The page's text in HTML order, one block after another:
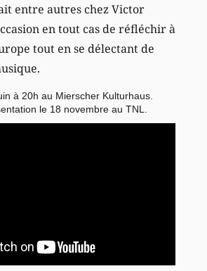
entre autres chez Victor
en tout cas de réfléchir à
tout en se délectant de
à 20h au Mierscher Kulturhaus.
le 18 novembre au TNL.